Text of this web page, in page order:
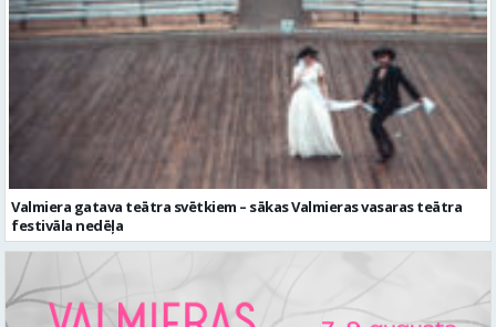
Valmiera gatava teātra svētkiem – sākas Valmieras vasaras teātra
festivāla nedēļa